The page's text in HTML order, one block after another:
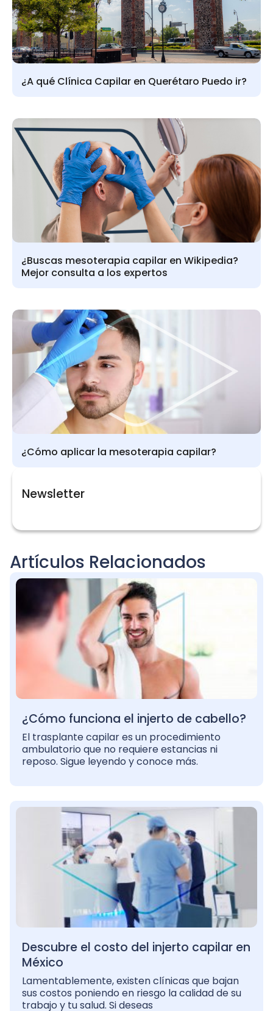
¿A qué Clínica Capilar en Querétaro Puedo ir?
¿Buscas mesoterapia capilar en Wikipedia?
Mejor consulta a los expertos
¿Cómo aplicar la mesoterapia capilar?
Newsletter
Artículos Relacionados
¿Cómo funciona el injerto de cabello?
El trasplante capilar es un procedimiento
ambulatorio que no requiere estancias ni
reposo. Sigue leyendo y conoce más.
Descubre el costo del injerto capilar en
México
Lamentablemente, existen clínicas que bajan
sus costos poniendo en riesgo la calidad de su
trabajo y tu salud. Si deseas